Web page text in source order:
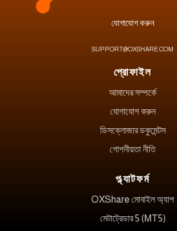
যোগাযোগ করুন
SUPPORT@OXSHARE.COM
প্রোফাইল
আমাদের সম্পর্কে
যোগাযোগ করুন
ডিসক্লোজার ডকুমেন্টস
গোপনীয়তা নীতি
প্ল্যাটফর্ম
OXShare মোবাইল অ্যাপ
মেটাট্রেডার 5 (MT5)